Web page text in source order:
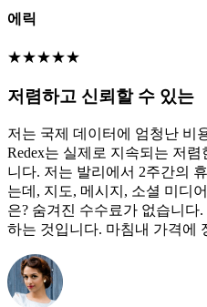
에릭
★★★★★
저렴하고 신뢰할 수 있는
저는 국제 데이터에 엄청난 비
Redex는 실제로 지속되는 저
니다. 저는 발리에서 2주간의
는데, 지도, 메시지, 소셜 미디
은? 숨겨진 수수료가 없습니다
하는 것입니다. 마침내 가격에